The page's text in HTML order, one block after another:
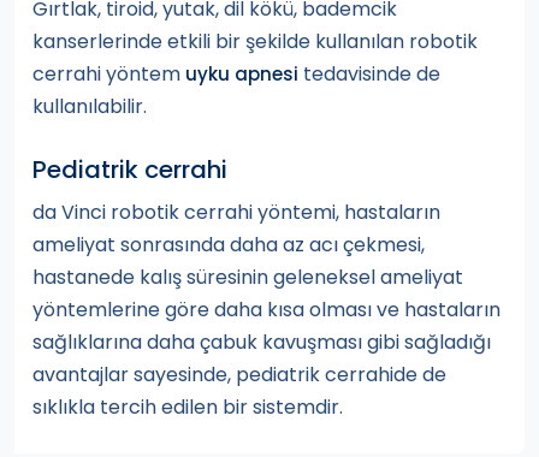
Gırtlak, tiroid, yutak, dil kökü, bademcik
kanserlerinde etkili bir şekilde kullanılan robotik
cerrahi yöntem uyku apnesi tedavisinde de
kullanılabilir.
Pediatrik cerrahi
da Vinci robotik cerrahi yöntemi, hastaların
ameliyat sonrasında daha az acı çekmesi,
hastanede kalış süresinin geleneksel ameliyat
yöntemlerine göre daha kısa olması ve hastaların
sağlıklarına daha çabuk kavuşması gibi sağladığı
avantajlar sayesinde, pediatrik cerrahide de
sıklıkla tercih edilen bir sistemdir.